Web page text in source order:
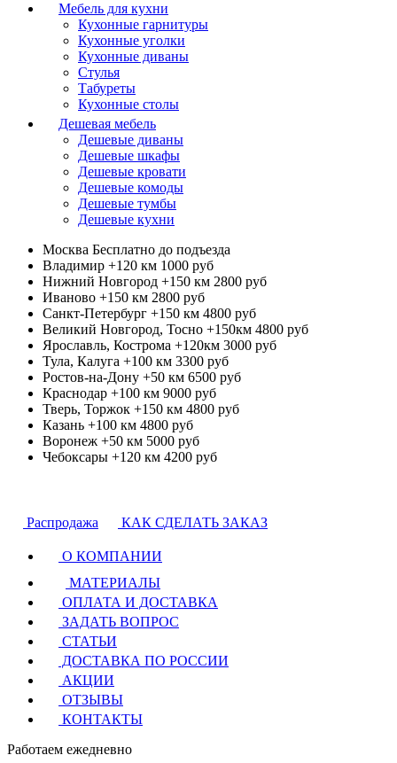
Мебель для кухни
Кухонные гарнитуры
Кухонные уголки
Кухонные диваны
Стулья
Табуреты
Кухонные столы
Дешевая мебель
Дешевые диваны
Дешевые шкафы
Дешевые кровати
Дешевые комоды
Дешевые тумбы
Дешевые кухни
Москва Бесплатно до подъезда
Владимир +120 км 1000 руб
Нижний Новгород +150 км 2800 руб
Иваново +150 км 2800 руб
Санкт-Петербург +150 км 4800 руб
Великий Новгород, Тосно +150км 4800 руб
Ярославль, Кострома +120км 3000 руб
Тула, Калуга +100 км 3300 руб
Ростов-на-Дону +50 км 6500 руб
Краснодар +100 км 9000 руб
Тверь, Торжок +150 км 4800 руб
Казань +100 км 4800 руб
Воронеж +50 км 5000 руб
Чебоксары +120 км 4200 руб
Распродажа КАК СДЕЛАТЬ ЗАКАЗ
О КОМПАНИИ
МАТЕРИАЛЫ
ОПЛАТА И ДОСТАВКА
ЗАДАТЬ ВОПРОС
СТАТЬИ
ДОСТАВКА ПО РОССИИ
АКЦИИ
ОТЗЫВЫ
КОНТАКТЫ
Работаем ежедневно